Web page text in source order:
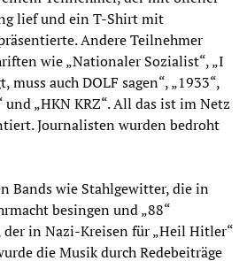
lief und ein T-Shirt mit
Andere Teilnehmer
wie „Nationaler Sozialist“, „I
muss auch DOLF sagen“, „1933“,
und „HKN KRZ“. All das ist im Netz
Journalisten wurden bedroht
Bands wie Stahlgewitter, die in
besingen und „88“
der in Nazi-Kreisen für „Heil Hitler“
die Musik durch Redebeiträge